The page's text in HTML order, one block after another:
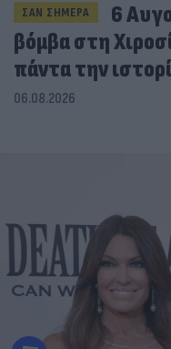
ΣΑΝ ΣΗΜΕΡΑ
6
βόμβα στη
πάντα την
06.08.2026